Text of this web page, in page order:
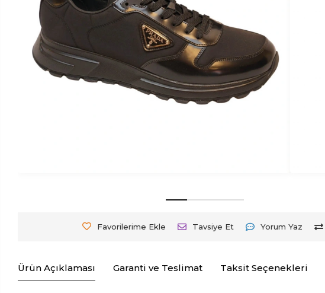
Favorilerime Ekle Tavsiye Et Yorum Yaz
Ürün Açıklaması Garanti ve Teslimat Taksit Seçenekleri